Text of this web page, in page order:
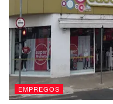
EMPREGOS